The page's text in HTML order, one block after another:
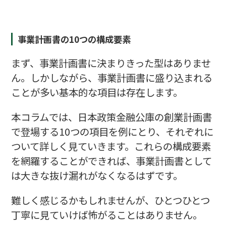
事業計画書の10つの構成要素
まず、事業計画書に決まりきった型はありませ
ん。しかしながら、事業計画書に盛り込まれる
ことが多い基本的な項目は存在します。
本コラムでは、日本政策金融公庫の創業計画書
で登場する10つの項目を例にとり、それぞれに
ついて詳しく見ていきます。これらの構成要素
を網羅することができれば、事業計画書として
は大きな抜け漏れがなくなるはずです。
難しく感じるかもしれませんが、ひとつひとつ
丁寧に見ていけば怖がることはありません。